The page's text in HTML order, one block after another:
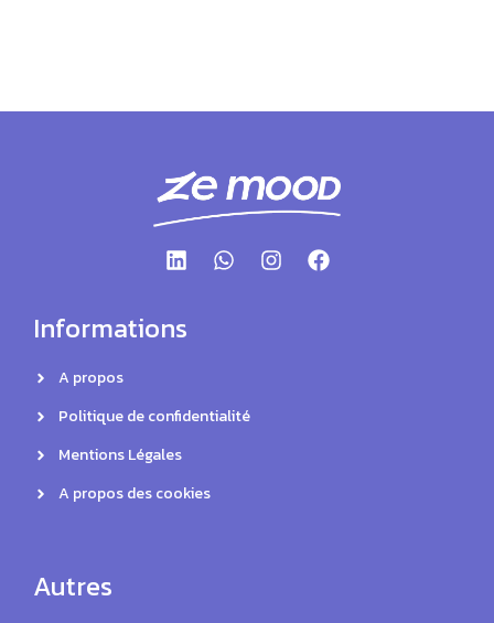
Informations
A propos
Politique de confidentialité
Mentions Légales
A propos des cookies
Autres